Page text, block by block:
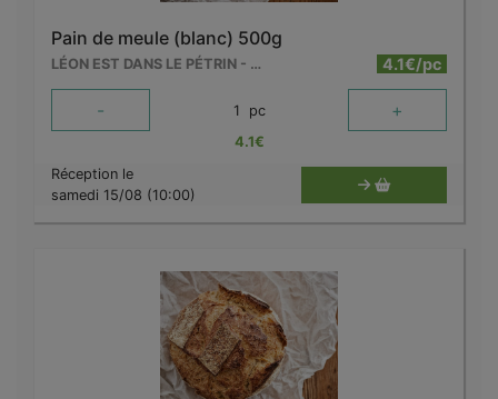
Pain de meule (blanc) 500g
LÉON EST DANS LE PÉTRIN - MOUSCRON 4.1€/pc
- 1 pc +
4.1€
Réception le
samedi 15/08 (10:00)